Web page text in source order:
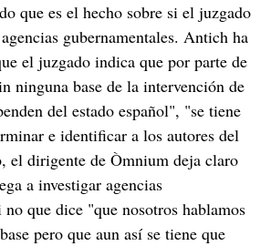
que es el hecho sobre si el juzgado
gubernamentales. Antich ha
el juzgado indica que por parte de
ninguna base de la intervención de
del estado español", "se tiene
e identificar a los autores del
el dirigente de Òmnium deja claro
a investigar agencias
no que dice "que nosotros hablamos
pero que aun así se tiene que